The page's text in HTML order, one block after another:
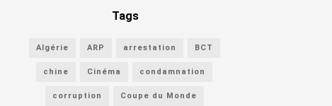
Tags
Algérie ARP arrestation BCT
chine Cinéma condamnation
corruption Coupe du Monde